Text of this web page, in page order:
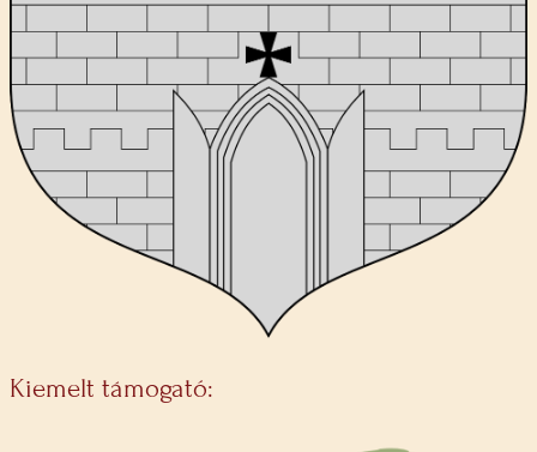
Kiemelt támogató: